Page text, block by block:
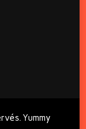
Yummy